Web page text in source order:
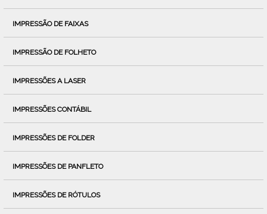
IMPRESSÃO DE FAIXAS
IMPRESSÃO DE FOLHETO
IMPRESSÕES A LASER
IMPRESSÕES CONTÁBIL
IMPRESSÕES DE FOLDER
IMPRESSÕES DE PANFLETO
IMPRESSÕES DE RÓTULOS